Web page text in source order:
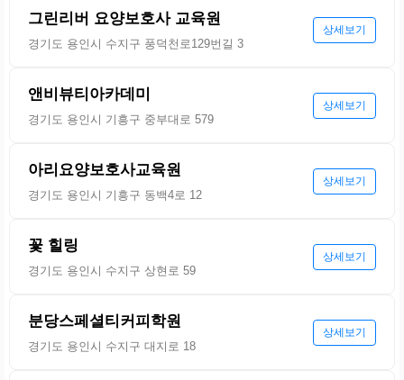
그린리버 요양보호사 교육원
경기도 용인시 수지구 풍덕천로129번길 3
상세보기
앤비뷰티아카데미
경기도 용인시 기흥구 중부대로 579
상세보기
아리요양보호사교육원
경기도 용인시 기흥구 동백4로 12
상세보기
꽃 힐링
경기도 용인시 수지구 상현로 59
상세보기
분당스페셜티커피학원
경기도 용인시 수지구 대지로 18
상세보기